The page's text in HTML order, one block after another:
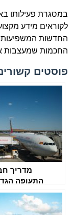
לקוראים מידע
החדשות המשפיעות
החכמות שמעצבות
פוסטים
מדריך
התעופה